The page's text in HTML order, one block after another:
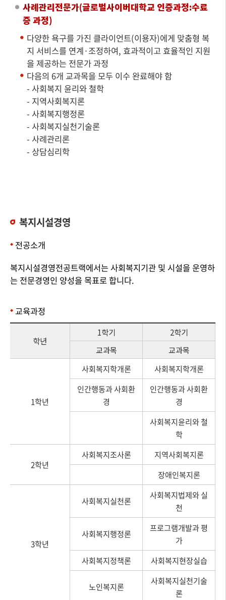
사례관리전문가(글로벌사이버대학교 인증과정:수료
증 과정)
다양한 욕구를 가진 클라이언트(이용자)에게 맞춤형 복
지 서비스를 연계·조정하여, 효과적이고 효율적인 지원
을 제공하는 전문가 과정
다음의 6개 교과목을 모두 이수 완료해야 함
- 사회복지 윤리와 철학
- 지역사회복지론
- 사회복지행정론
- 사회복지실천기술론
- 사례관리론
- 상담심리학
복지시설경영
전공소개
복지시설경영전공트랙에서는 사회복지기관 및 시설을 운영하
는 전문경영인 양성을 목표로 합니다.
교육과정
학년
1학기
2학기
교과목
교과목
1학년
사회복지학개론
사회복지학개론
인간행동과 사회환
경
인간행동과 사회환
경
사회복지윤리와 철
학
2학년
사회복지조사론
지역사회복지론
장애인복지론
3학년
사회복지실천론
사회복지법제와 실
천
사회복지행정론
프로그램개발과 평
가
사회복지정책론
사회복지현장실습
노인복지론
사회복지실천기술
론